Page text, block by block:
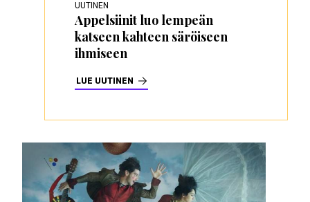
UUTINEN
Appelsiinit luo lempeän
katseen kahteen säröiseen
ihmiseen
LUE UUTINEN